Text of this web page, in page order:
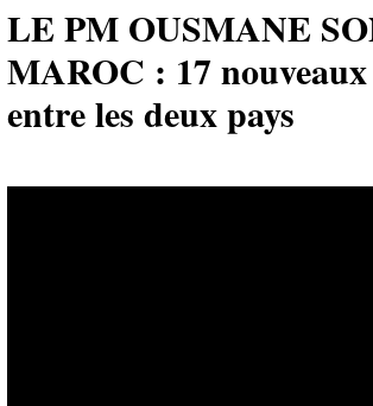
LE PM OUSMANE
MAROC : 17
entre les deux pays